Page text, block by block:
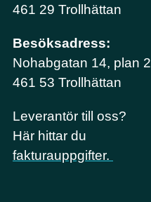
461 29 Trollhättan
Besöksadress:
Nohabgatan 14, plan 2
461 53 Trollhättan
Leverantör till oss?
Här hittar du
fakturauppgifter.